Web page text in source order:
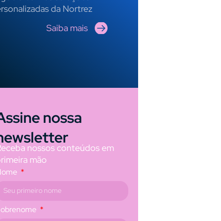
da Nortrez
Saiba mais
nossa
nossos conteúdos em
mão